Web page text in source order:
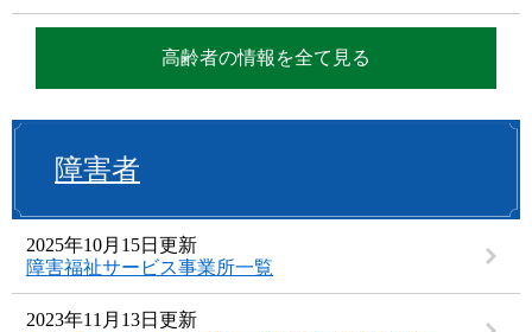
高齢者の情報を全て見る
障害者
2025年10月15日更新
障害福祉サービス事業所一覧
2023年11月13日更新